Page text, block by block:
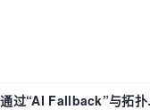
过“AI Fallback”与拓扑